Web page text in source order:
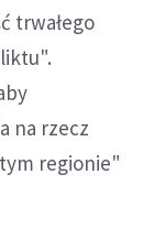
trwałego
na rzecz
regionie"